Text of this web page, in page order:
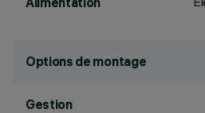
Options de montage
Gestion